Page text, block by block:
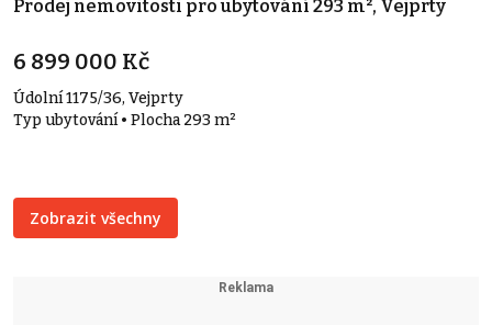
Prodej nemovitosti pro ubytování 293 m², Vejprty
6 899 000 Kč
Údolní 1175/36, Vejprty
Typ ubytování • Plocha 293 m²
Zobrazit všechny